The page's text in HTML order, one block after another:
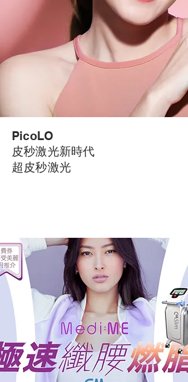
PicoLO
皮秒激光新時代
超皮秒激光